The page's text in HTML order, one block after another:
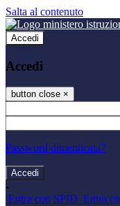
Salta al contenuto
Accedi
Accedi
button close ×
Password dimenticata?
-
Entra con SPID Entra